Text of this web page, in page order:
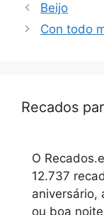
Beijo
Con todo
Recados
O
12.737
aniversário,
ou boa